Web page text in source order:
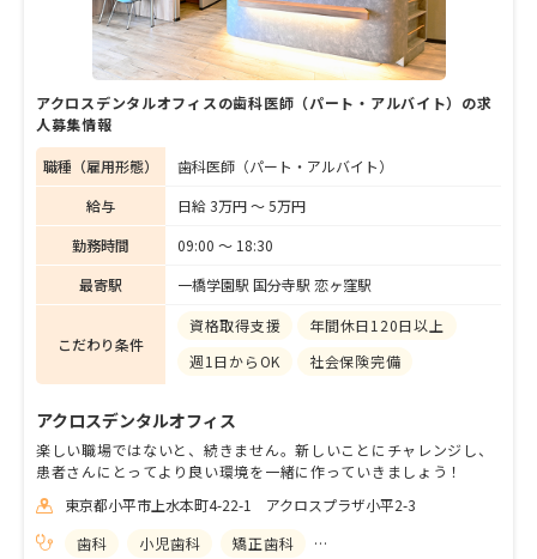
アクロスデンタルオフィスの歯科医師（パート・アルバイト）の求
人募集情報
職種（雇用形態）
歯科医師（パート・アルバイト）
給与
日給 3万円 〜 5万円
勤務時間
09:00 〜 18:30
最寄駅
一橋学園駅 国分寺駅 恋ヶ窪駅
こだわり条件
資格取得支援
年間休日120日以上
週1日からOK
社会保険完備
アクロスデンタルオフィス
楽しい職場ではないと、続きません。新しいことにチャレンジし、
患者さんにとってより良い環境を一緒に作っていきましょう！
東京都小平市上水本町4-22-1 アクロスプラザ小平2-3
歯科
小児歯科 矯正歯科